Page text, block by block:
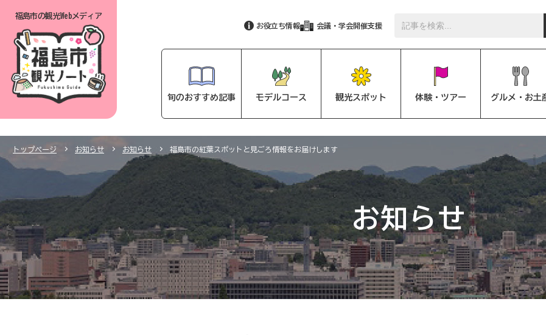
福島市の観光Webメディア
お役立ち情報 会議・学会開催支援
旬のおすすめ記事 モデルコース 観光スポット 体験・ツアー グルメ・お土
お知らせ
トップページ お知らせ お知らせ 福島市の紅葉スポットと見ごろ情報をお届けします